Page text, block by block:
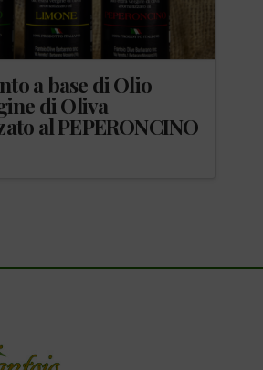
a base di Olio
di Oliva
al PEPERONCINO